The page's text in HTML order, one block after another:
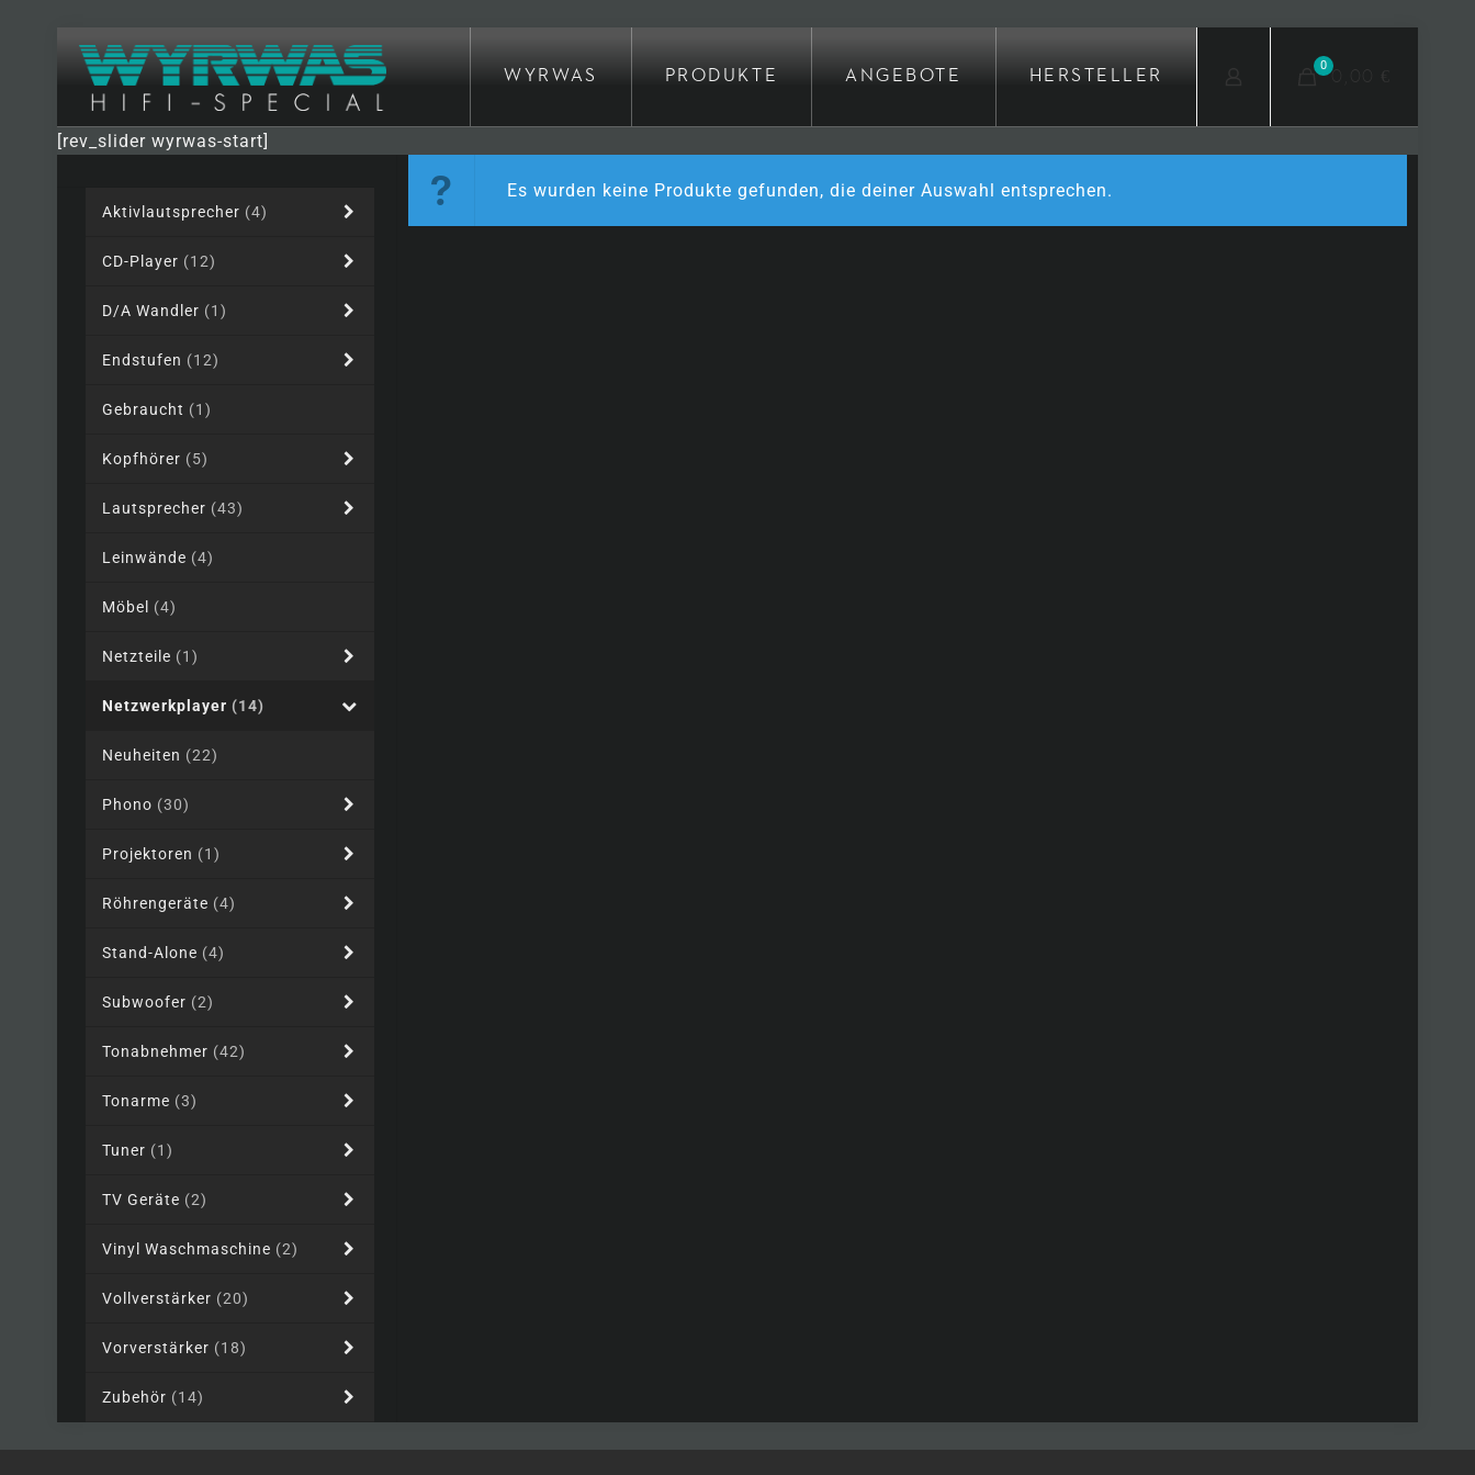
WYRWAS PRODUKTE ANGEBOTE HERSTELLER
0 0,00 €
[rev_slider wyrwas-start]
Es wurden keine Produkte gefunden, die deiner Auswahl entsprechen.
Aktivlautsprecher (4)
CD-Player (12)
D/A Wandler (1)
Endstufen (12)
Gebraucht (1)
Kopfhörer (5)
Lautsprecher (43)
Leinwände (4)
Möbel (4)
Netzteile (1)
Netzwerkplayer (14)
Neuheiten (22)
Phono (30)
Projektoren (1)
Röhrengeräte (4)
Stand-Alone (4)
Subwoofer (2)
Tonabnehmer (42)
Tonarme (3)
Tuner (1)
TV Geräte (2)
Vinyl Waschmaschine (2)
Vollverstärker (20)
Vorverstärker (18)
Zubehör (14)